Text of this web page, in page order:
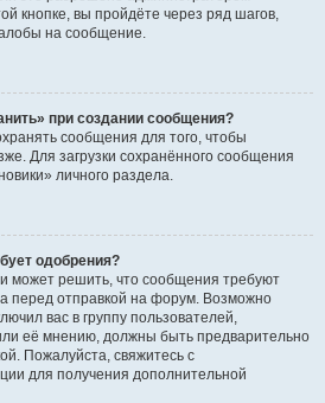
кнопке, вы пройдёте через ряд шагов,
на сообщение.
при создании сообщения?
сообщения для того, чтобы
Для загрузки сохранённого сообщения
личного раздела.
одобрения?
может решить, что сообщения требуют
перед отправкой на форум. Возможно
вас в группу пользователей,
её мнению, должны быть предварительно
Пожалуйста, свяжитесь с
для получения дополнительной